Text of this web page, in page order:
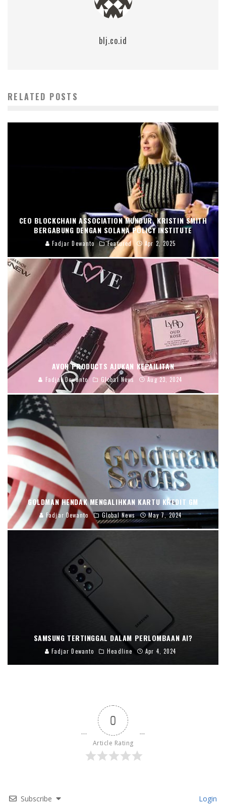
blj.co.id
RELATED POSTS
CEO BLOCKCHAIN ASSOCIATION MUNDUR, KRISTIN SMITH
BERGABUNG DENGAN SOLANA POLICY INSTITUTE
Fadjar Dewanto Featured Apr 2, 2025
AVON PRODUCTS AJUKAN KEPAILITAN
Fadjar Dewanto Global News Aug 23, 2024
GOLDMAN HENDAK MENGALIHKAN KARTU KREDIT GM
Fadjar Dewanto Global News May 7, 2024
SAMSUNG TERTINGGAL DALAM PERLOMBAAN AI?
Fadjar Dewanto Headline Apr 4, 2024
0
Article Rating
Subscribe Login